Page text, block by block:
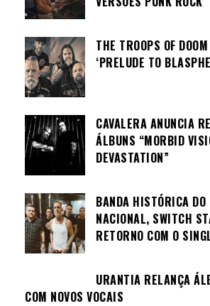
THE TROOPS OF
‘PRELUDE TO
CAVALERA ANUNCIA
ÁLBUNS “MORBID
DEVASTATION”
BANDA HISTÓRICA DO
NACIONAL, SWITCH
RETORNO COM O
URANTIA RELANÇA
COM NOVOS VOCAIS